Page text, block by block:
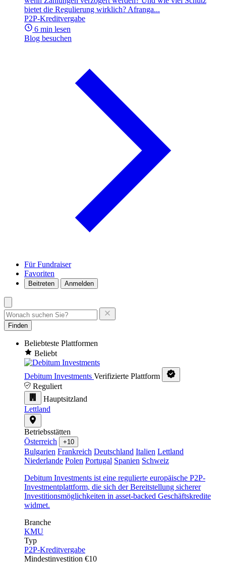
bietet die Regulierung wirklich? Afranga...
P2P-Kreditvergabe
6 min lesen
Blog besuchen
Für Fundraiser
Favoriten
Beitreten Anmelden
Finden
Beliebteste Plattformen
Beliebt
Debitum Investments Verifizierte Plattform
Reguliert
Hauptsitzland
Lettland
Betriebsstätten
Österreich
+10
Bulgarien Frankreich Deutschland Italien Lettland
Niederlande Polen Portugal Spanien Schweiz
Debitum Investments ist eine regulierte europäische P2P-
Investmentplattform, die sich der Bereitstellung sicherer
Investitionsmöglichkeiten in asset-backed Geschäftskredite
widmet.
Branche
KMU
Typ
P2P-Kreditvergabe
Mindestinvestition €10